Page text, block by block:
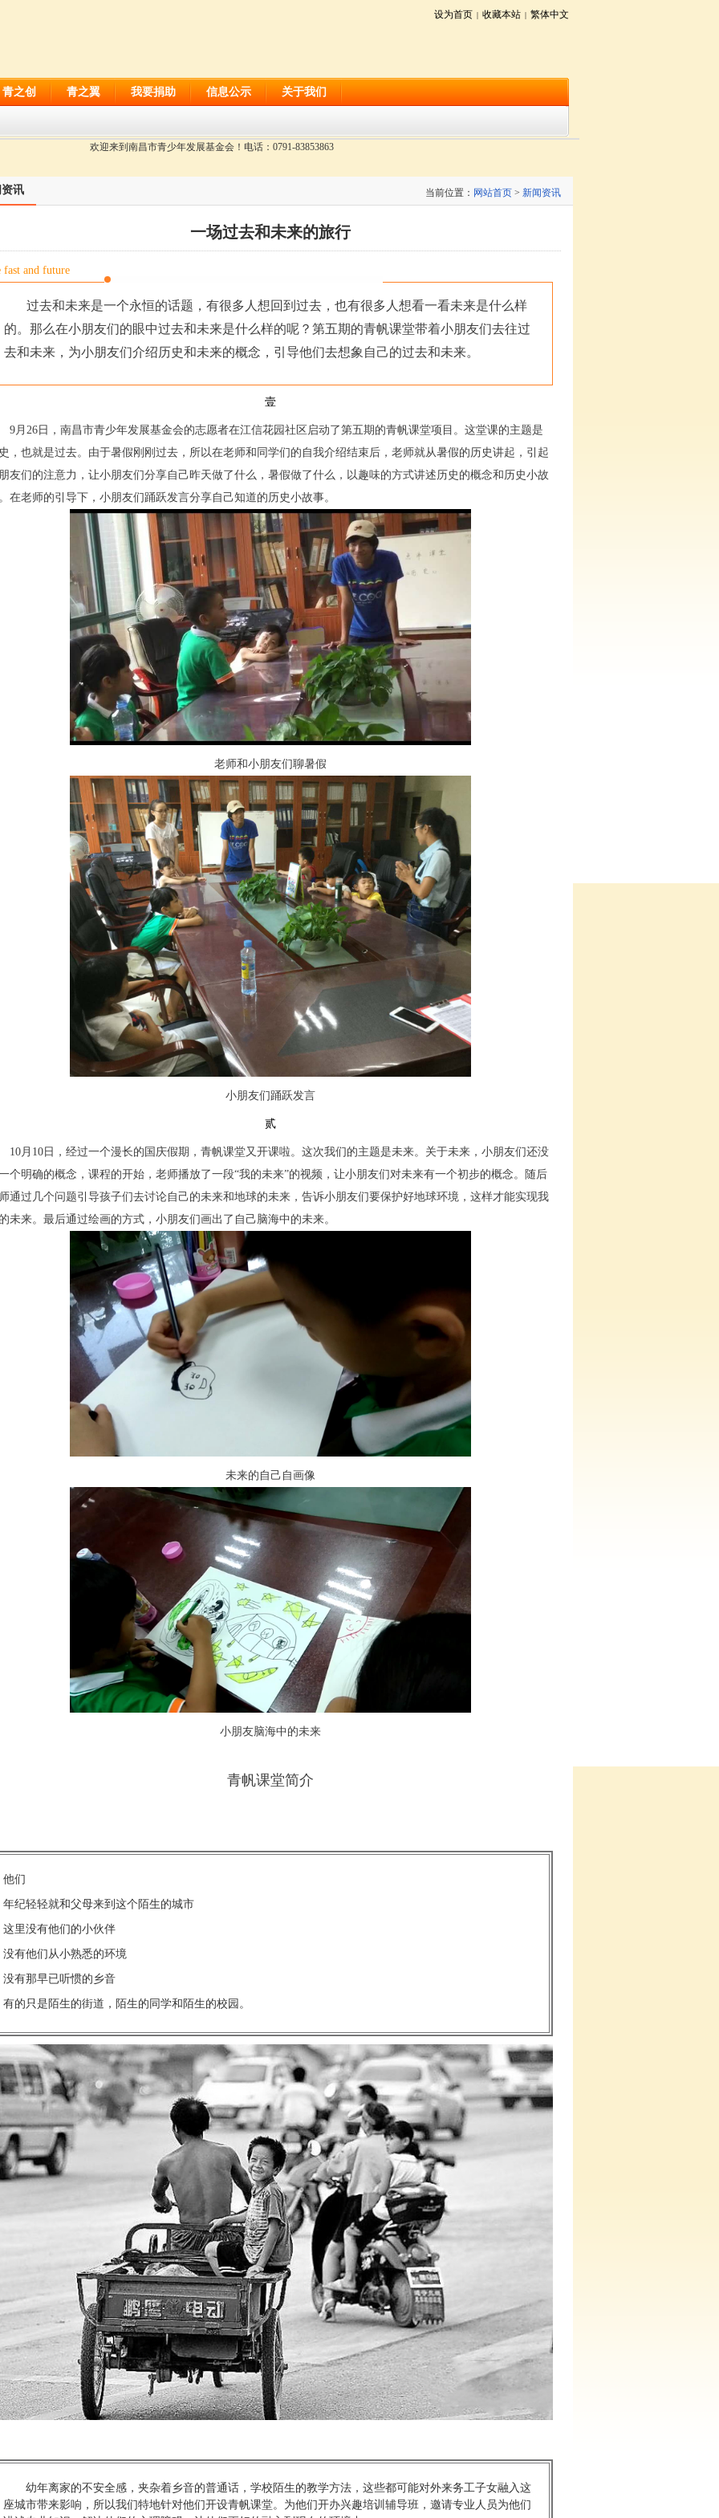
设为首页 | 收藏本站 | 繁体中文
青之创 青之翼 我要捐助 信息公示 关于我们
欢迎来到南昌市青少年发展基金会！电话：0791-83853863
当前位置： 网站首页 > 新闻资讯
讯
一场过去和未来的旅行
fast and future
过去和未来是一个永恒的话题，有很多人想回到过去，也有很多人想看一看未来是什么样
的。那么在小朋友们的眼中过去和未来是什么样的呢？第五期的青帆课堂带着小朋友们去往过
去和未来，为小朋友们介绍历史和未来的概念，引导他们去想象自己的过去和未来。
壹
26日，南昌市青少年发展基金会的志愿者在江信花园社区启动了第五期的青帆课堂项目。这堂课的主题是
，也就是过去。由于暑假刚刚过去，所以在老师和同学们的自我介绍结束后，老师就从暑假的历史讲起，引起
友们的注意力，让小朋友们分享自己昨天做了什么，暑假做了什么，以趣味的方式讲述历史的概念和历史小故
在老师的引导下，小朋友们踊跃发言分享自己知道的历史小故事。
老师和小朋友们聊暑假
小朋友们踊跃发言
贰
月10日，经过一个漫长的国庆假期，青帆课堂又开课啦。这次我们的主题是未来。关于未来，小朋友们还没
个明确的概念，课程的开始，老师播放了一段“我的未来”的视频，让小朋友们对未来有一个初步的概念。随后
通过几个问题引导孩子们去讨论自己的未来和地球的未来，告诉小朋友们要保护好地球环境，这样才能实现我
未来。最后通过绘画的方式，小朋友们画出了自己脑海中的未来。
未来的自己自画像
小朋友脑海中的未来
青帆课堂简介
他们
年纪轻轻就和父母来到这个陌生的城市
这里没有他们的小伙伴
没有他们从小熟悉的环境
没有那早已听惯的乡音
有的只是陌生的街道，陌生的同学和陌生的校园。
幼年离家的不安全感，夹杂着乡音的普通话，学校陌生的教学方法，这些都可能对外来务工子女融入这
座城市带来影响，所以我们特地针对他们开设青帆课堂。为他们开办兴趣培训辅导班，邀请专业人员为他们